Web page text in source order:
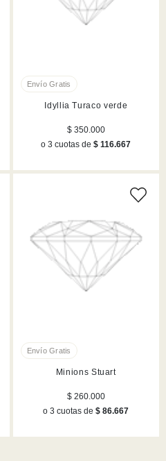
Idyllia Turaco verde
$ 350.000
o 3 cuotas de$ 116.667
Minions Stuart
$ 260.000
o 3 cuotas de$ 86.667